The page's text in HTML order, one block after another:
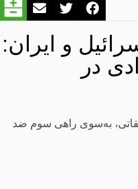
و ایران:
در
به‌سوی راهی سوم ضد